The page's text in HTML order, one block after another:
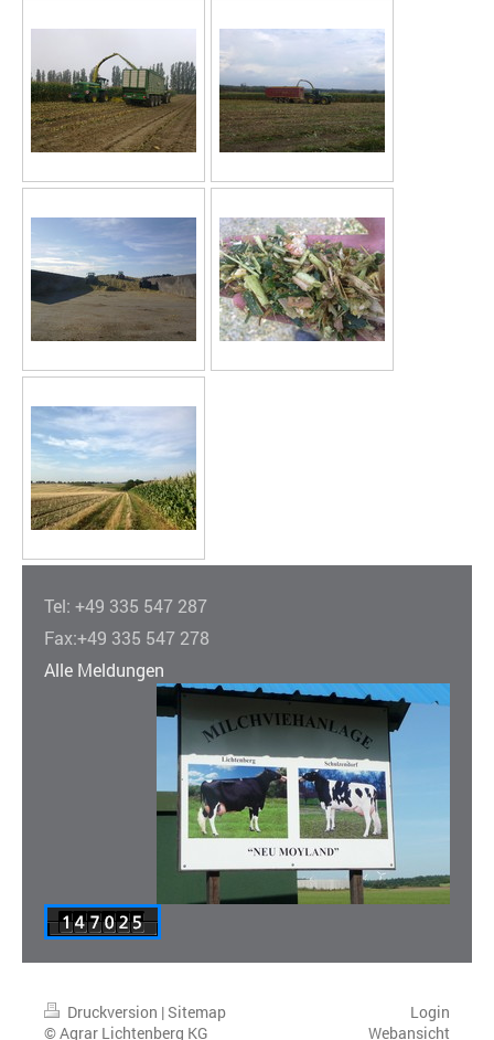
Tel: +49 335 547 287
Fax:+49 335 547 278
Alle Meldungen
Druckversion |Sitemap
© Agrar Lichtenberg KG
Login
Webansicht